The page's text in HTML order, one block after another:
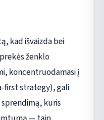
kad išvaizda bei
ženklo
koncentruodamasi į
first strategy), gali
sprendimą, kuris